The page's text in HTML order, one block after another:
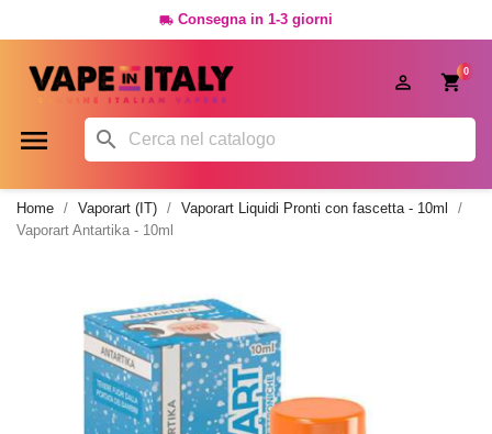
 Consegna in 1-3 giorni
0

 
Home Vaporart (IT)
Vaporart Liquidi Pronti con fascetta - 10ml
Vaporart Antartika - 10ml